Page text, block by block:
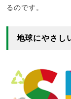
るのです。
地球にやさし